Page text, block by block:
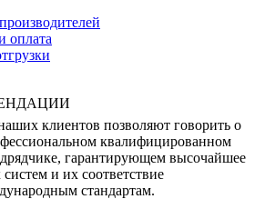
оплата
клиентов позволяют говорить о
квалифицированном
гарантирующем высочайшее
и их соответствие
стандартам.